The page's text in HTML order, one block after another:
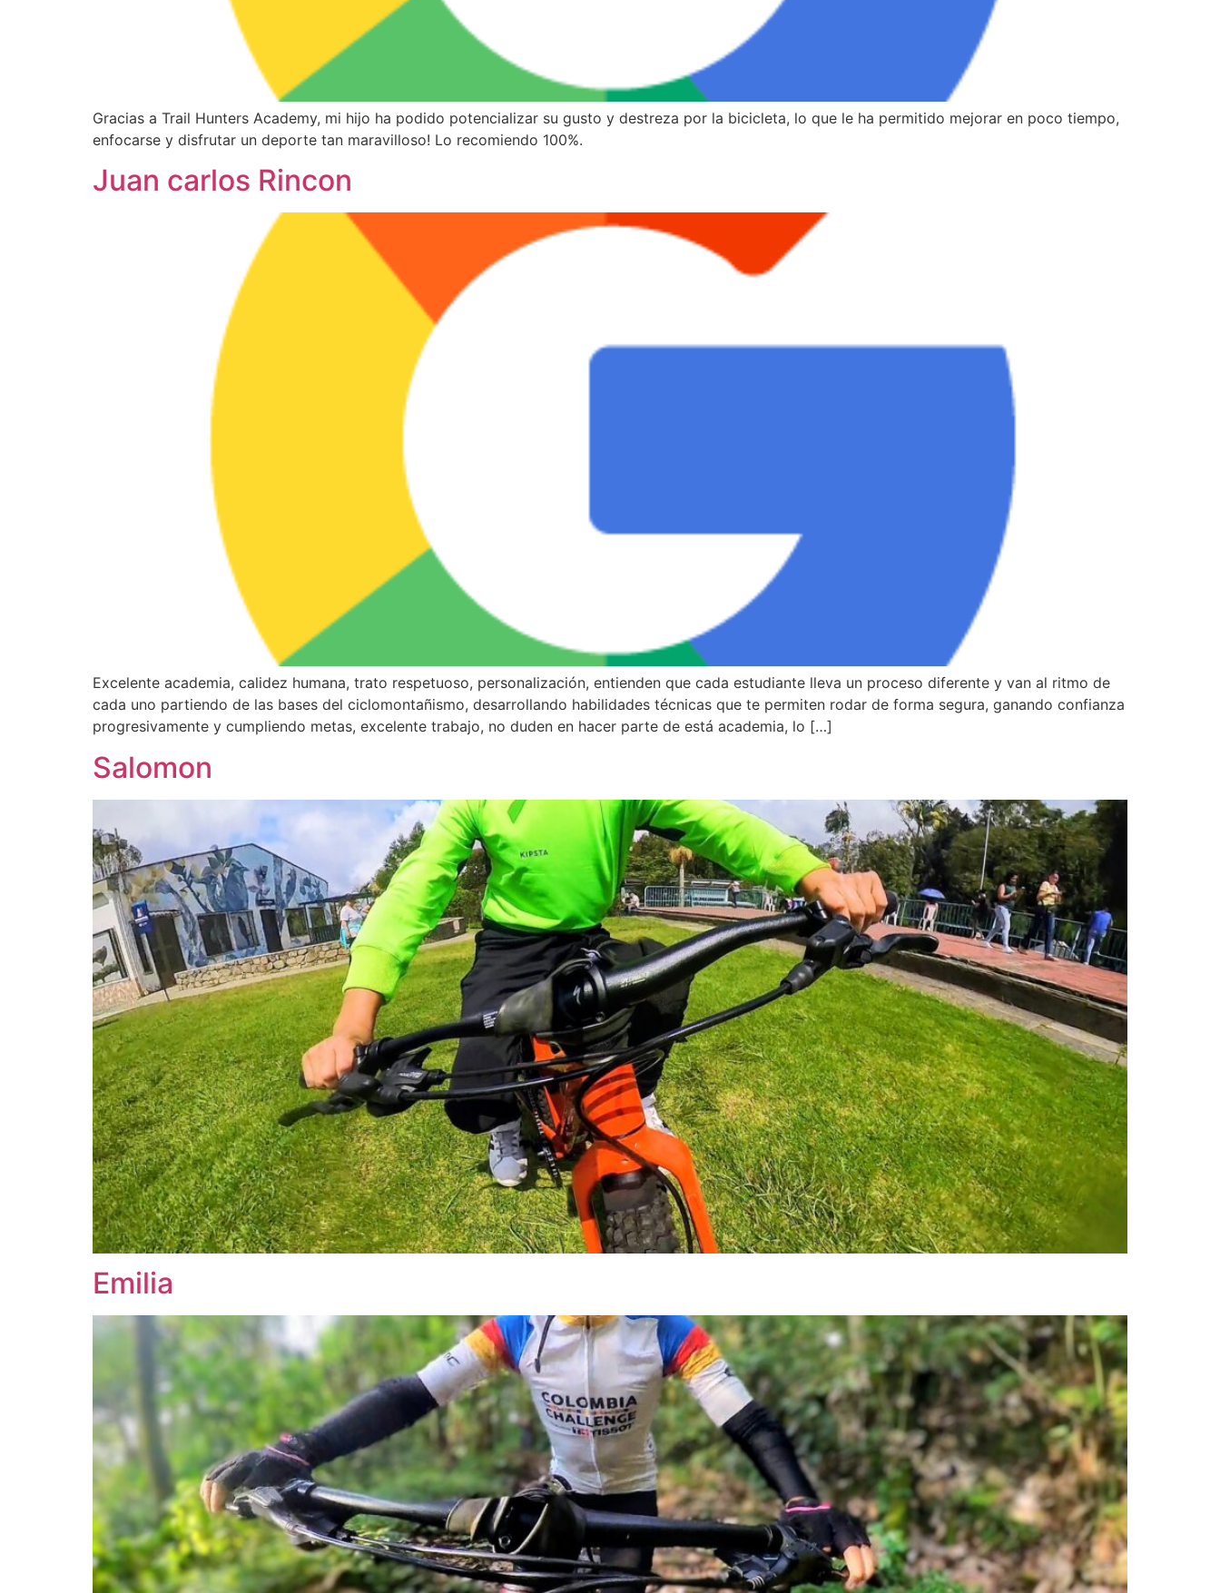
Gracias a Trail Hunters Academy, mi hijo ha podido potencializar su gusto y destreza por la bicicleta, lo que le ha permitido mejorar en poco tiempo,
enfocarse y disfrutar un deporte tan maravilloso! Lo recomiendo 100%.
Juan carlos Rincon
Excelente academia, calidez humana, trato respetuoso, personalización, entienden que cada estudiante lleva un proceso diferente y van al ritmo de
cada uno partiendo de las bases del ciclomontañismo, desarrollando habilidades técnicas que te permiten rodar de forma segura, ganando confianza
progresivamente y cumpliendo metas, excelente trabajo, no duden en hacer parte de está academia, lo […]
Salomon
Emilia